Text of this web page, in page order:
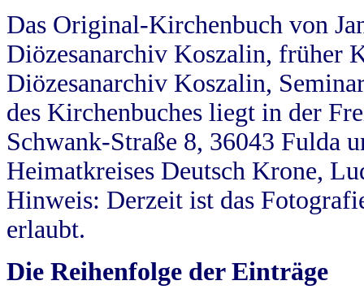
Das Original-Kirchenbuch von
Diözesanarchiv Koszalin, früher
Diözesanarchiv Koszalin,
des Kirchenbuches liegt in der
Schwank-Straße 8, 36043 Fulda
Heimatkreises Deutsch Krone,
Hinweis: Derzeit ist das
erlaubt.
Die Reihenfolge der Einträge